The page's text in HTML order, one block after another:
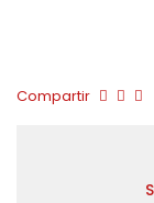
Compartir